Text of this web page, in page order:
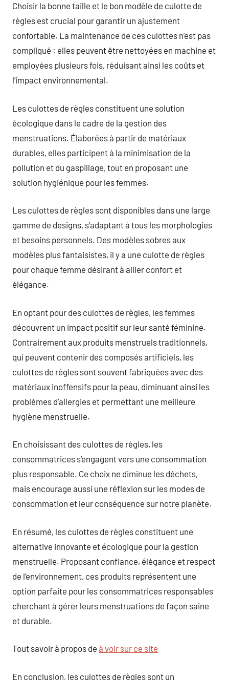
Choisir la bonne taille et le bon modèle de culotte de
règles est crucial pour garantir un ajustement
confortable. La maintenance de ces culottes n’est pas
compliqué : elles peuvent être nettoyées en machine et
employées plusieurs fois, réduisant ainsi les coûts et
l’impact environnemental.
Les culottes de règles constituent une solution
écologique dans le cadre de la gestion des
menstruations. Élaborées à partir de matériaux
durables, elles participent à la minimisation de la
pollution et du gaspillage, tout en proposant une
solution hygiénique pour les femmes.
Les culottes de règles sont disponibles dans une large
gamme de designs, s’adaptant à tous les morphologies
et besoins personnels. Des modèles sobres aux
modèles plus fantaisistes, il y a une culotte de règles
pour chaque femme désirant à allier confort et
élégance.
En optant pour des culottes de règles, les femmes
découvrent un impact positif sur leur santé féminine.
Contrairement aux produits menstruels traditionnels,
qui peuvent contenir des composés artificiels, les
culottes de règles sont souvent fabriquées avec des
matériaux inoffensifs pour la peau, diminuant ainsi les
problèmes d’allergies et permettant une meilleure
hygiène menstruelle.
En choisissant des culottes de règles, les
consommatrices s’engagent vers une consommation
plus responsable. Ce choix ne diminue les déchets,
mais encourage aussi une réflexion sur les modes de
consommation et leur conséquence sur notre planète.
En résumé, les culottes de règles constituent une
alternative innovante et écologique pour la gestion
menstruelle. Proposant confiance, élégance et respect
de l’environnement, ces produits représentent une
option parfaite pour les consommatrices responsables
cherchant à gérer leurs menstruations de façon saine
et durable.
Tout savoir à propos de à voir sur ce site
En conclusion, les culottes de règles sont un